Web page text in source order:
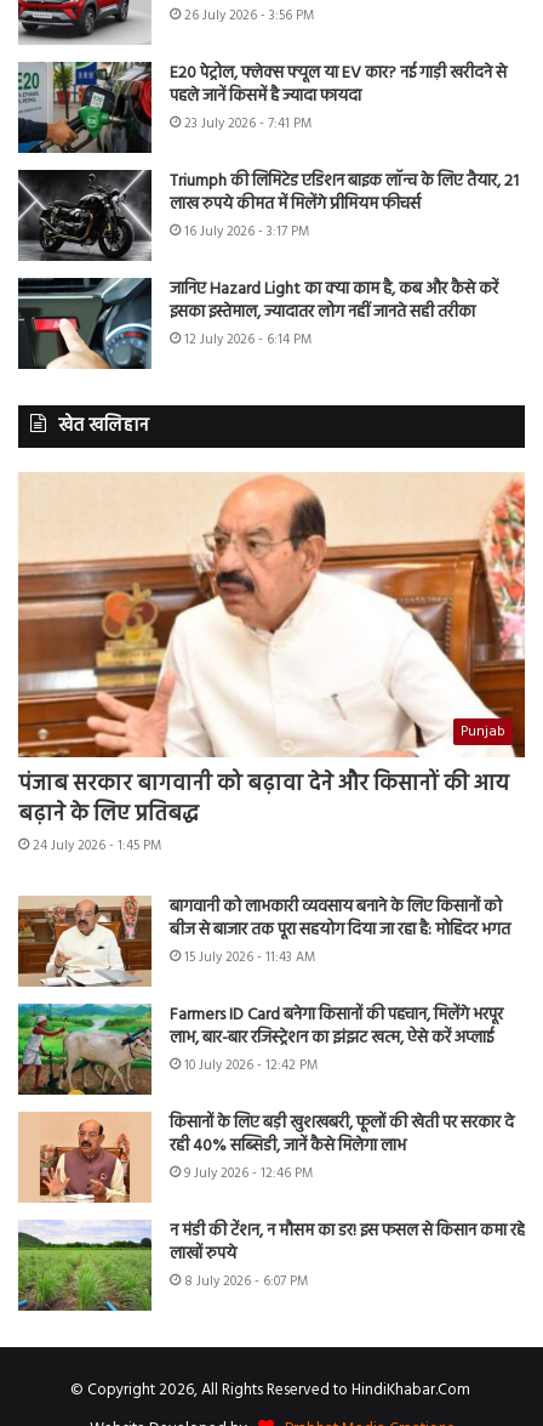
26 July 2026 - 3:56 PM
E20 पेट्रोल, फ्लेक्स फ्यूल या EV कार? नई गाड़ी खरीदने से
पहले जानें किसमें है ज्यादा फायदा
23 July 2026 - 7:41 PM
Triumph की लिमिटेड एडिशन बाइक लॉन्च के लिए तैयार, 21
लाख रुपये कीमत में मिलेंगे प्रीमियम फीचर्स
16 July 2026 - 3:17 PM
जानिए Hazard Light का क्या काम है, कब और कैसे करें
इसका इस्तेमाल, ज्यादातर लोग नहीं जानते सही तरीका
12 July 2026 - 6:14 PM
खेत खलिहान
Punjab
पंजाब सरकार बागवानी को बढ़ावा देने और किसानों की आय
बढ़ाने के लिए प्रतिबद्ध
24 July 2026 - 1:45 PM
बागवानी को लाभकारी व्यवसाय बनाने के लिए किसानों को
बीज से बाजार तक पूरा सहयोग दिया जा रहा है: मोहिंदर भगत
15 July 2026 - 11:43 AM
Farmers ID Card बनेगा किसानों की पहचान, मिलेंगे भरपूर
लाभ, बार-बार रजिस्ट्रेशन का झंझट खत्म, ऐसे करें अप्लाई
10 July 2026 - 12:42 PM
किसानों के लिए बड़ी खुशखबरी, फूलों की खेती पर सरकार दे
रही 40% सब्सिडी, जानें कैसे मिलेगा लाभ
9 July 2026 - 12:46 PM
न मंडी की टेंशन, न मौसम का डर! इस फसल से किसान कमा रहे
लाखों रुपये
8 July 2026 - 6:07 PM
© Copyright 2026, All Rights Reserved to HindiKhabar.Com